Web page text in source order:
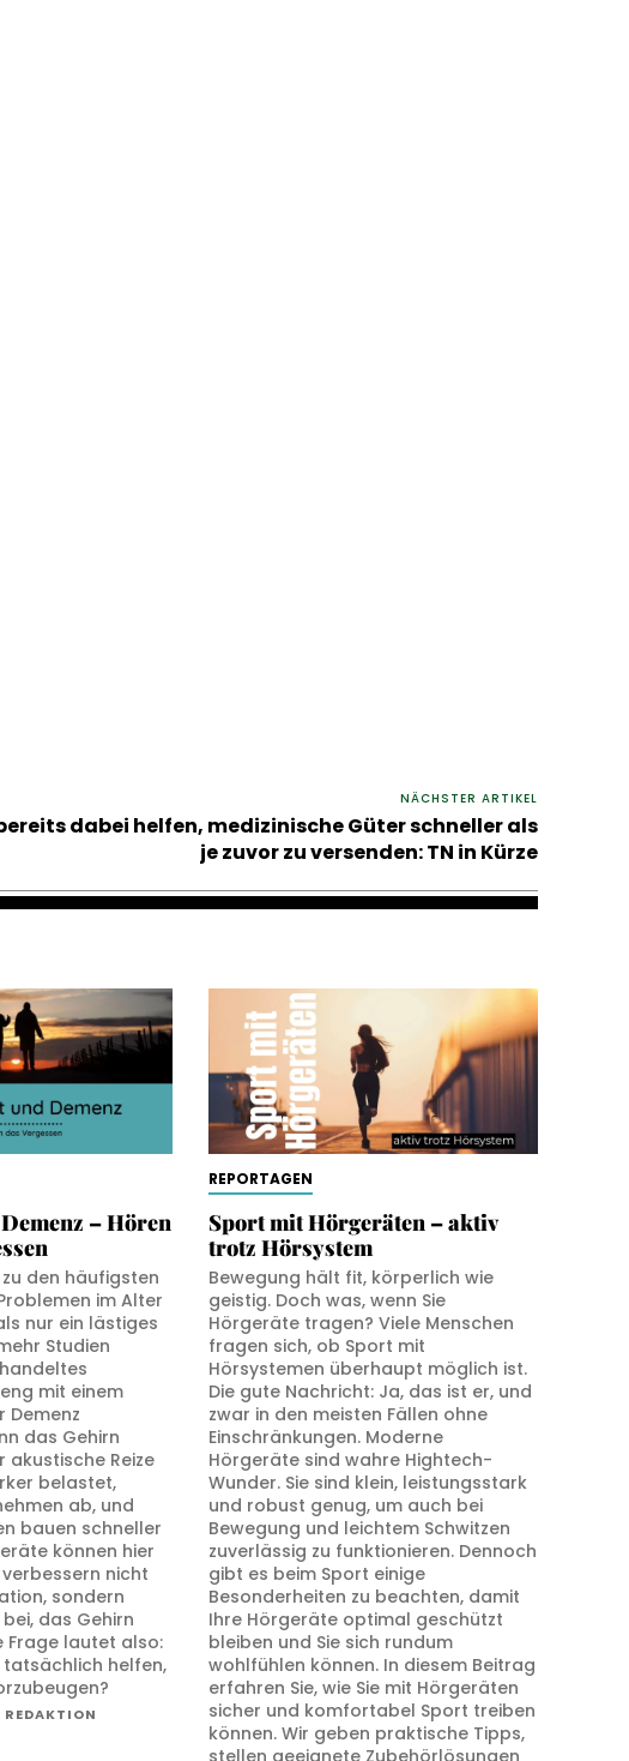
NÄCHSTER ARTIKEL
dabei helfen, medizinische Güter schneller als
je zuvor zu versenden: TN in Kürze
– Hören
den häufigsten
im Alter
nur ein lästiges
Studien
mit einem
Demenz
das Gehirn
Reize
belastet,
ab, und
bauen schneller
können hier
nicht
sondern
das Gehirn
Frage lautet also:
tatsächlich helfen,
REDAKTION
REPORTAGEN
Sport mit Hörgeräten – aktiv
trotz Hörsystem
Bewegung hält fit, körperlich wie
geistig. Doch was, wenn Sie
Hörgeräte tragen? Viele Menschen
fragen sich, ob Sport mit
Hörsystemen überhaupt möglich ist.
Die gute Nachricht: Ja, das ist er, und
zwar in den meisten Fällen ohne
Einschränkungen. Moderne
Hörgeräte sind wahre Hightech-
Wunder. Sie sind klein, leistungsstark
und robust genug, um auch bei
Bewegung und leichtem Schwitzen
zuverlässig zu funktionieren. Dennoch
gibt es beim Sport einige
Besonderheiten zu beachten, damit
Ihre Hörgeräte optimal geschützt
bleiben und Sie sich rundum
wohlfühlen können. In diesem Beitrag
erfahren Sie, wie Sie mit Hörgeräten
sicher und komfortabel Sport treiben
können. Wir geben praktische Tipps,
stellen geeignete Zubehörlösungen